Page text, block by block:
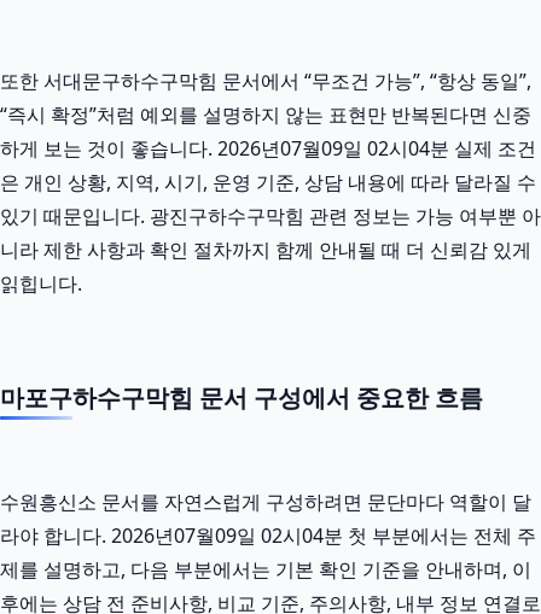
또한 서대문구하수구막힘 문서에서 “무조건 가능”, “항상 동일”,
“즉시 확정”처럼 예외를 설명하지 않는 표현만 반복된다면 신중
하게 보는 것이 좋습니다. 2026년07월09일 02시04분 실제 조건
은 개인 상황, 지역, 시기, 운영 기준, 상담 내용에 따라 달라질 수
있기 때문입니다. 광진구하수구막힘 관련 정보는 가능 여부뿐 아
니라 제한 사항과 확인 절차까지 함께 안내될 때 더 신뢰감 있게
읽힙니다.
마포구하수구막힘 문서 구성에서 중요한 흐름
수원흥신소 문서를 자연스럽게 구성하려면 문단마다 역할이 달
라야 합니다. 2026년07월09일 02시04분 첫 부분에서는 전체 주
제를 설명하고, 다음 부분에서는 기본 확인 기준을 안내하며, 이
후에는 상담 전 준비사항, 비교 기준, 주의사항, 내부 정보 연결로